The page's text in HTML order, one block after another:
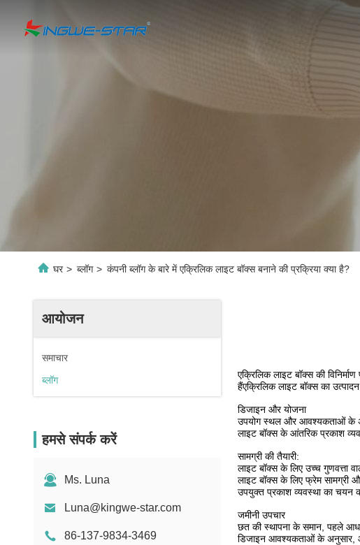
घर > ब्लॉग > कंपनी ब्लॉग के बारे में एक्रिलिक लाइट बॉक्स बनाने की प्रक्रिया क्या है?
आयोजन
समाचार
ब्लॉग
हमसे संपर्क करें
Ms. Luna
Luna@kingwe-star.com
86-137-9834-3469
एक्रिलिक लाइट बॉक्स की
हैंएक्रिलिक लाइट बॉक्स का
डिजाइन और योजना
उपयोग स्थल और आवश्यकताओं के
लाइट बॉक्स के आंतरिक प्रकाश
सामग्री की तैयारी:
लाइट बॉक्स के लिए उच्च गुणवत्ता
लाइट बॉक्स के लिए फ्रेम सामग्री
उपयुक्त प्रकाश व्यवस्था का चयन
जमीनी उपचार
छत की स्थापना के समान, पहले
डिजाइन आवश्यकताओं के अनुसार,